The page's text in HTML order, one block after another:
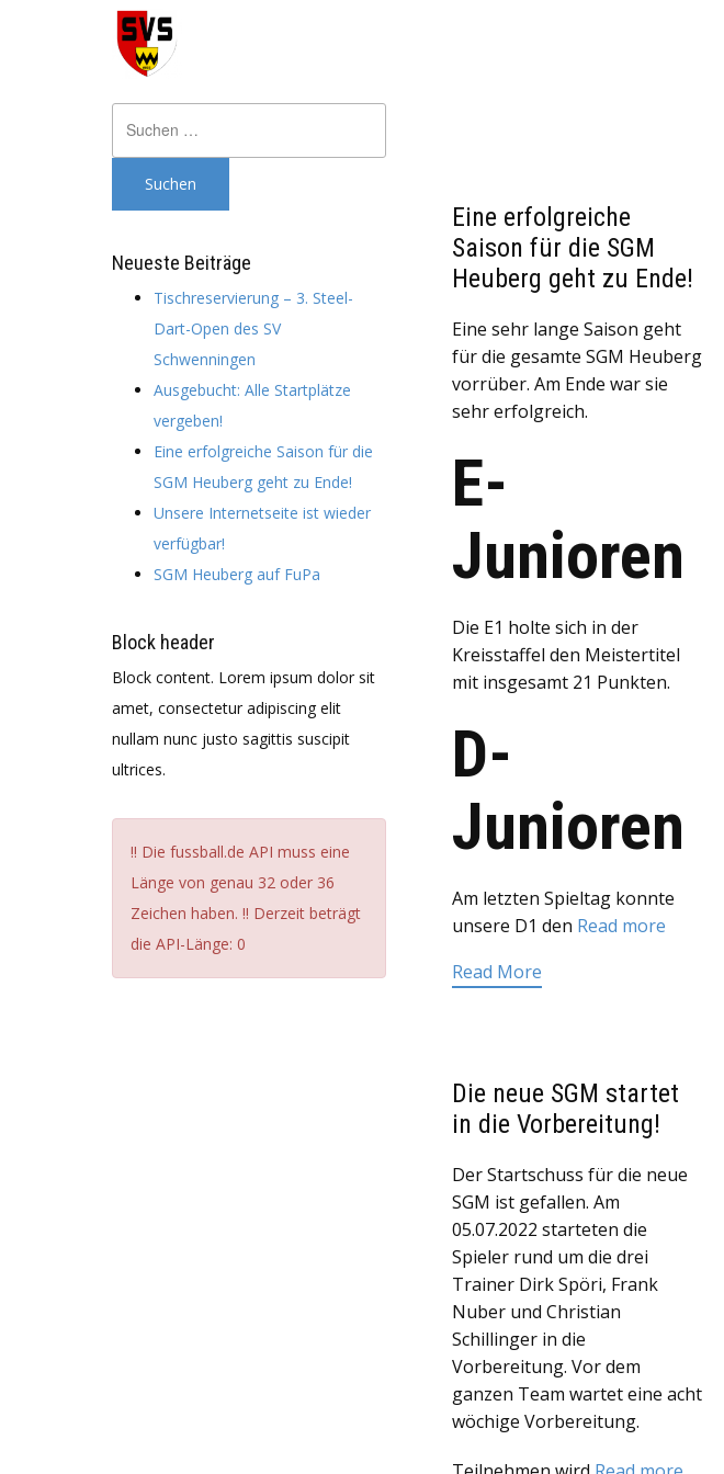
Neueste Beiträge
Tischreservierung – 3. Steel-
Dart-Open des SV
Schwenningen
Ausgebucht: Alle Startplätze
vergeben!
Eine erfolgreiche Saison für die
SGM Heuberg geht zu Ende!
Unsere Internetseite ist wieder
verfügbar!
SGM Heuberg auf FuPa
Block header
Block content. Lorem ipsum dolor sit
amet, consectetur adipiscing elit
nullam nunc justo sagittis suscipit
ultrices.
!! Die fussball.de API muss eine
Länge von genau 32 oder 36
Zeichen haben. !! Derzeit beträgt
die API-Länge: 0
Eine erfolgreiche
Saison für die SGM
Heuberg geht zu Ende!
Eine sehr lange Saison geht
für die gesamte SGM Heuberg
vorrüber. Am Ende war sie
sehr erfolgreich.
E-
Junioren
Die E1 holte sich in der
Kreisstaffel den Meistertitel
mit insgesamt 21 Punkten.
D-
Junioren
Am letzten Spieltag konnte
unsere D1 den Read more
Read More
Die neue SGM startet
in die Vorbereitung!
Der Startschuss für die neue
SGM ist gefallen. Am
05.07.2022 starteten die
Spieler rund um die drei
Trainer Dirk Spöri, Frank
Nuber und Christian
Schillinger in die
Vorbereitung. Vor dem
ganzen Team wartet eine acht
wöchige Vorbereitung.